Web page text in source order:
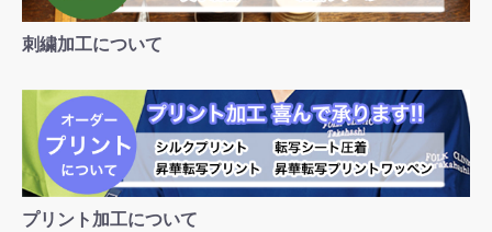
刺繍加工について
プリント加工について